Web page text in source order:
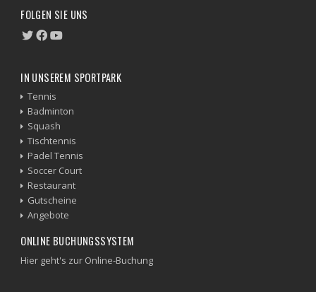
FOLGEN SIE UNS
IN UNSEREM SPORTPARK
Tennis
Badminton
Squash
Tischtennis
Padel Tennis
Soccer Court
Restaurant
Gutscheine
Angebote
ONLINE BUCHUNGSSYSTEM
Hier geht's zur Online-Buchung